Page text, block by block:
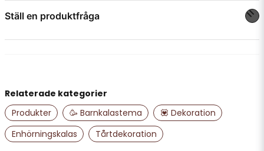
Ställ en produktfråga
name
Namn
Relaterade kategorier
Produkter
🥳 Barnkalastema
💟 Dekoration
Enhörningskalas
Tårtdekoration